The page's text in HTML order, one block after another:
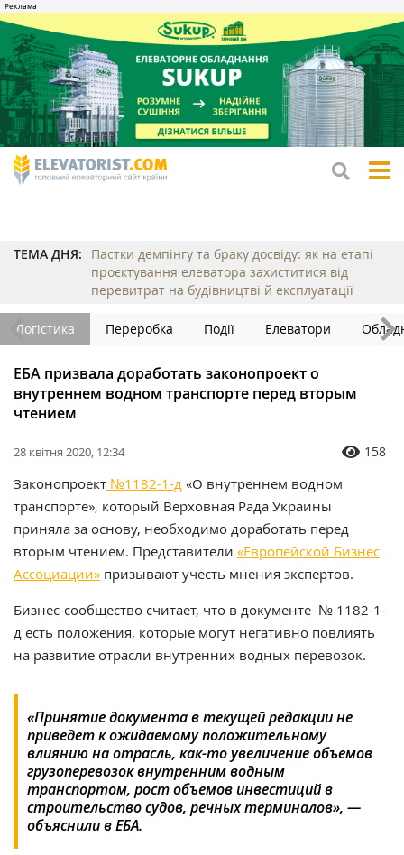
ТЕМА ДНЯ:
Пастки демпінгу та браку досвіду: як на етапі
проєктування елеватора захиститися від
перевитрат на будівництві й експлуатації
Логістика Переробка Події Елеватори
ЕБА призвала доработать законопроект о
внутреннем водном транспорте перед вторым
чтением
28 квітня 2020, 12:34 158
Законопроект №1182-1-д «О внутреннем водном
транспорте», который Верховная Рада Украины
приняла за основу, необходимо доработать перед
вторым чтением. Представители «Европейской Бизнес
Ассоциации» призывают учесть мнения экспертов.
Бизнес-сообщество считает, что в документе № 1182-1-
д есть положения, которые могут негативно повлиять
на развитие отрасли внутренних водных перевозок.
«Принятие документа в текущей редакции не
приведет к ожидаемому положительному
влиянию на отрасль, как-то увеличение объемов
грузоперевозок внутренним водным
транспортом, рост объемов инвестиций в
строительство судов, речных терминалов», —
объяснили в ЕБА.